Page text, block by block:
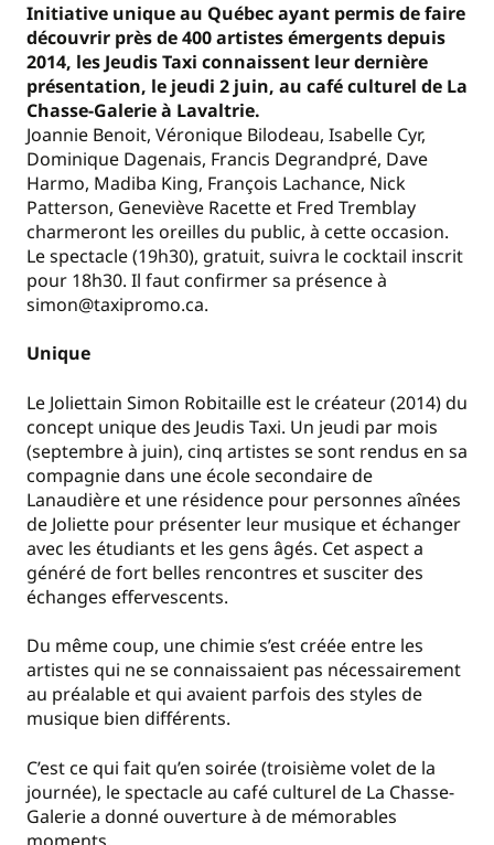
Initiative unique au Québec ayant permis de faire
découvrir près de 400 artistes émergents depuis
2014, les Jeudis Taxi connaissent leur dernière
présentation, le jeudi 2 juin, au café culturel de La
Chasse-Galerie à Lavaltrie.
Joannie Benoit, Véronique Bilodeau, Isabelle Cyr,
Dominique Dagenais, Francis Degrandpré, Dave
Harmo, Madiba King, François Lachance, Nick
Patterson, Geneviève Racette et Fred Tremblay
charmeront les oreilles du public, à cette occasion.
Le spectacle (19h30), gratuit, suivra le cocktail inscrit
pour 18h30. Il faut confirmer sa présence à
simon@taxipromo.ca.
Unique
Le Joliettain Simon Robitaille est le créateur (2014) du
concept unique des Jeudis Taxi. Un jeudi par mois
(septembre à juin), cinq artistes se sont rendus en sa
compagnie dans une école secondaire de
Lanaudière et une résidence pour personnes aînées
de Joliette pour présenter leur musique et échanger
avec les étudiants et les gens âgés. Cet aspect a
généré de fort belles rencontres et susciter des
échanges effervescents.
Du même coup, une chimie s’est créée entre les
artistes qui ne se connaissaient pas nécessairement
au préalable et qui avaient parfois des styles de
musique bien différents.
C’est ce qui fait qu’en soirée (troisième volet de la
journée), le spectacle au café culturel de La Chasse-
Galerie a donné ouverture à de mémorables
moments.